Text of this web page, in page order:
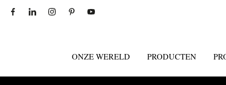
ONZE WERELD PRODUCTEN